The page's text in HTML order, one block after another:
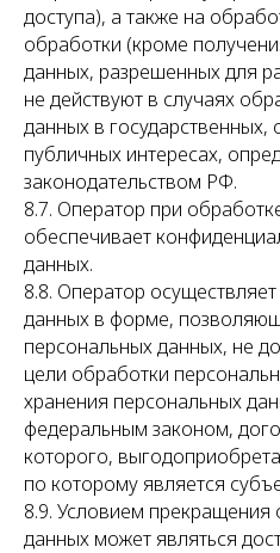
доступа), а также на
обработки (кроме
данных, разрешенных для
не действуют в случаях
данных в
публичных интересах,
законодательством РФ.
8.7. Оператор при
обеспечивает
данных.
8.8. Оператор
данных в форме,
персональных данных, не
цели обработки
хранения персональных
федеральным законом,
которого,
по которому является
8.9. Условием
данных может являться